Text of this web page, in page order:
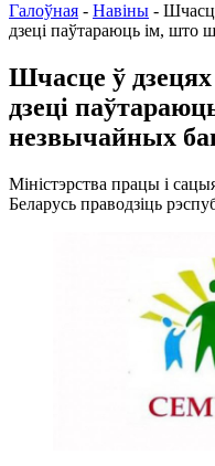
Галоўная - Навіны -
дзеці паўтараюць ім, што
Шчасце ў дзецях
дзеці
незвычайных
Міністэрства працы і
Беларусь праводзіць